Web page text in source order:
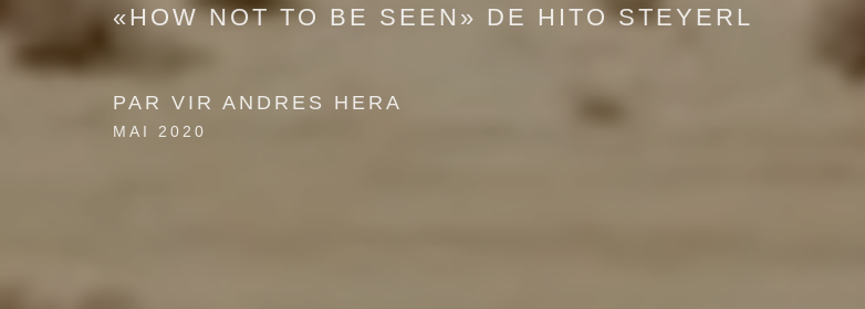
«HOW NOT TO BE SEEN» DE HITO STEYERL
PAR VIR ANDRES HERA
MAI 2020